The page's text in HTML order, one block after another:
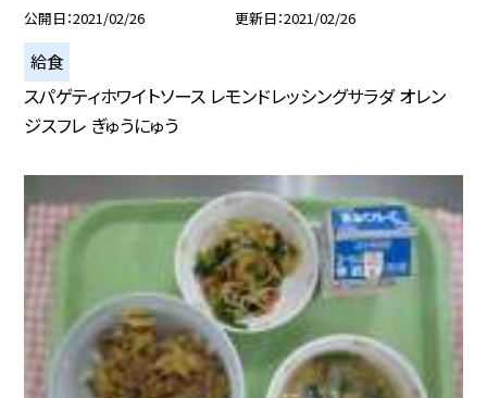
公開日 2021/02/26 更新日 2021/02/26
給食
スパゲティホワイトソース レモンドレッシングサラダ オレン
ジスフレ ぎゅうにゅう